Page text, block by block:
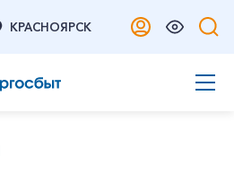
КРАСНОЯРСК